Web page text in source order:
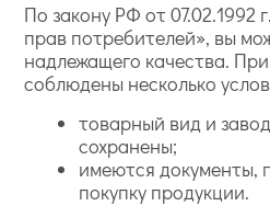
По закону РФ от
прав потребителей», вы
надлежащего качества.
соблюдены несколько
товарный вид и
сохранены;
имеются
покупку продукции.